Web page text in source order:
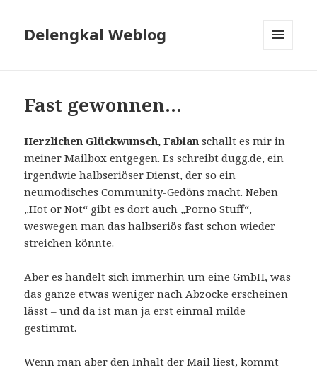
Delengkal Weblog
Fast gewonnen…
Herzlichen Glückwunsch, Fabian schallt es mir in
meiner Mailbox entgegen. Es schreibt dugg.de, ein
irgendwie halbseriöser Dienst, der so ein
neumodisches Community-Gedöns macht. Neben
„Hot or Not“ gibt es dort auch „Porno Stuff“,
weswegen man das halbseriös fast schon wieder
streichen könnte.
Aber es handelt sich immerhin um eine GmbH, was
das ganze etwas weniger nach Abzocke erscheinen
lässt – und da ist man ja erst einmal milde
gestimmt.
Wenn man aber den Inhalt der Mail liest, kommt